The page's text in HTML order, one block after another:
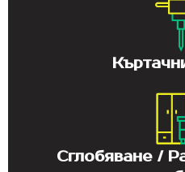
Сглобяване /